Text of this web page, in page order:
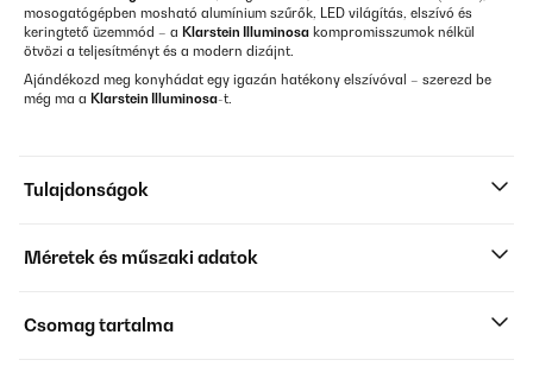
mosogatógépben mosható alumínium szűrők, LED világítás, elszívó és
keringtető üzemmód – a Klarstein Illuminosa kompromisszumok nélkül
ötvözi a teljesítményt és a modern dizájnt.
Ajándékozd meg konyhádat egy igazán hatékony elszívóval – szerezd be
még ma a Klarstein Illuminosa-t.
Tulajdonságok
Méretek és műszaki adatok
Csomag tartalma